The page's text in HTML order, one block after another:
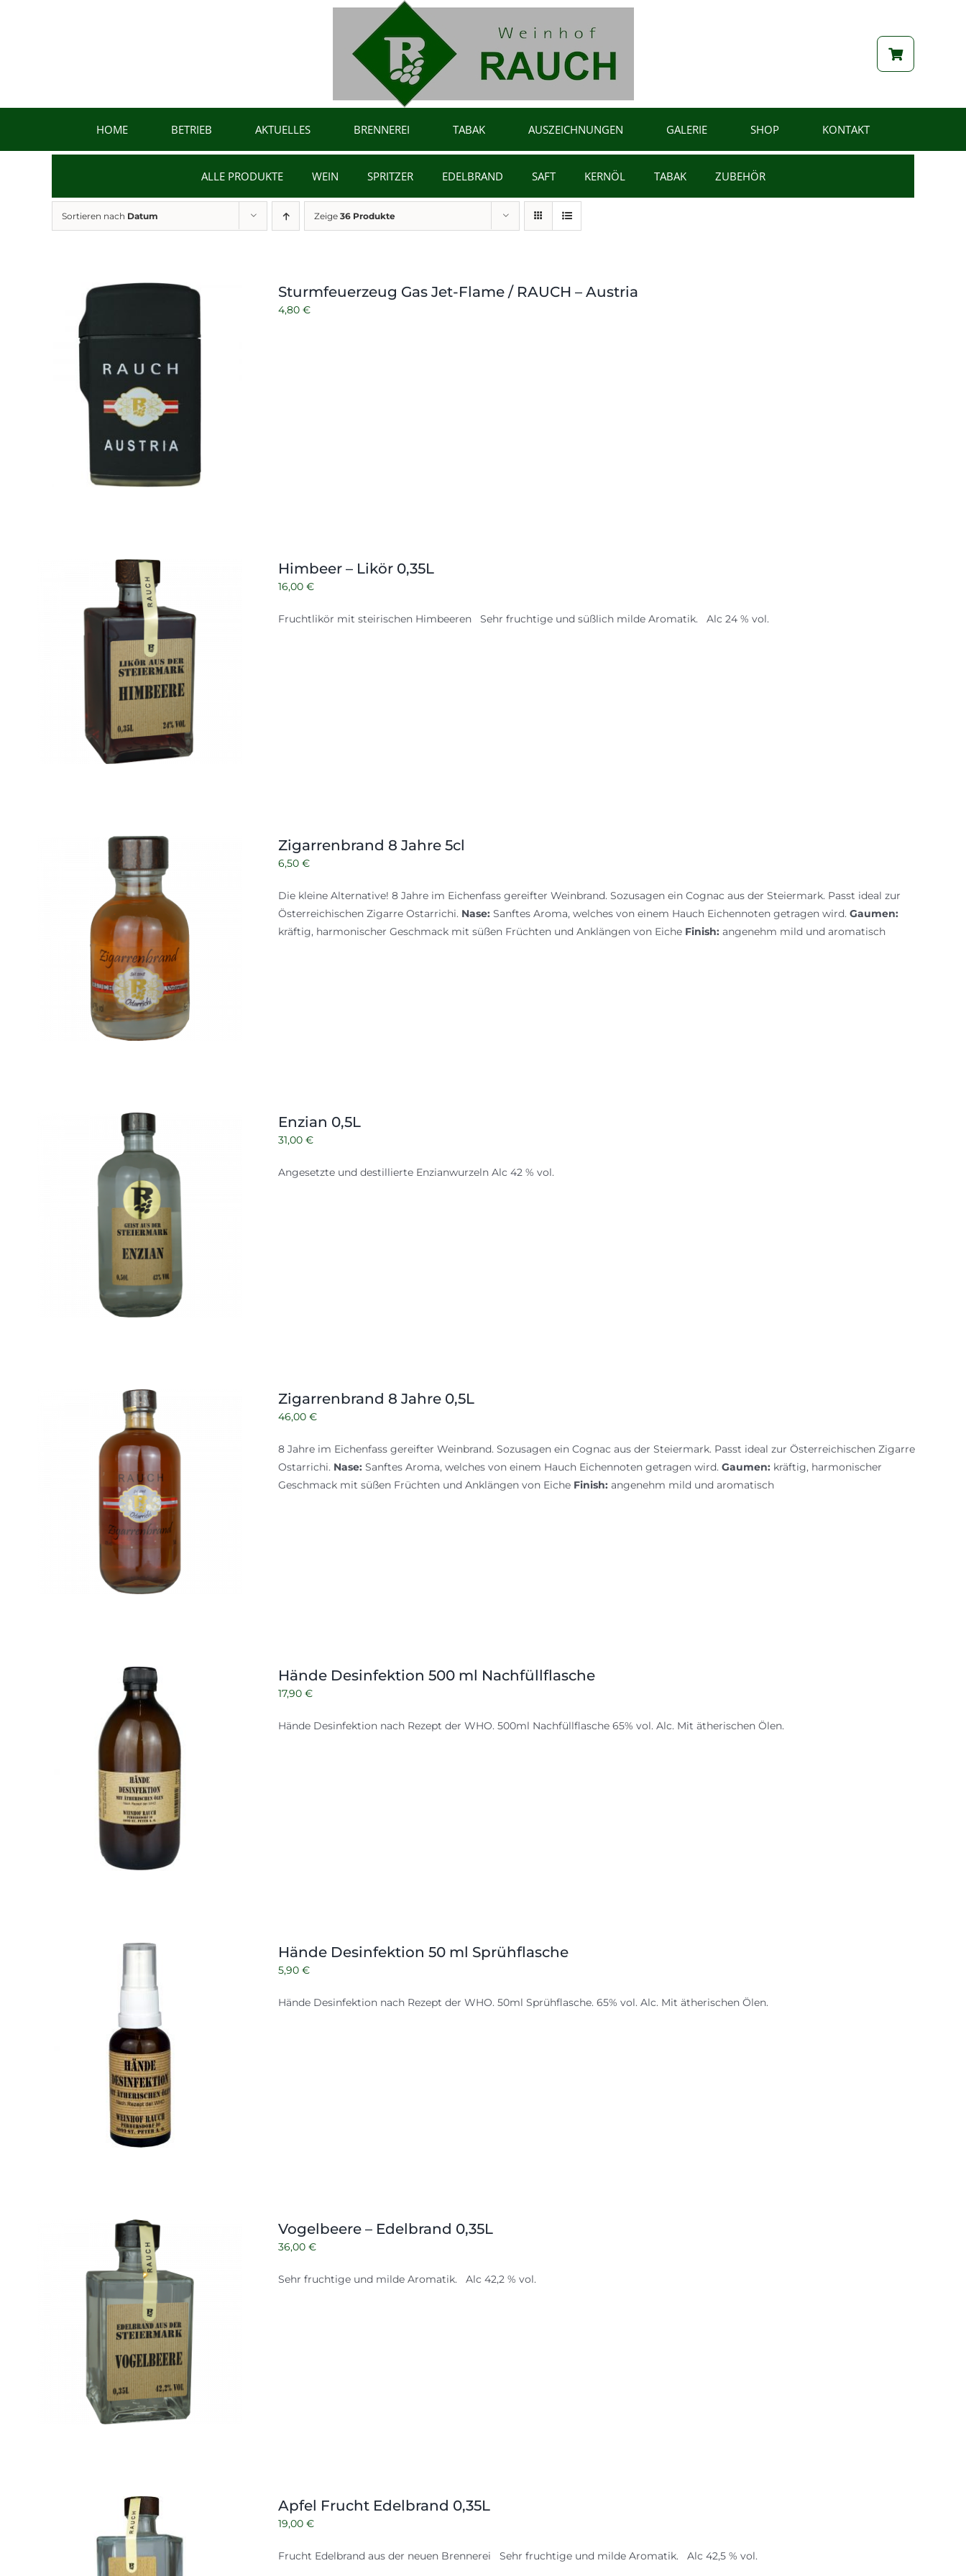
HOME BETRIEB AKTUELLES BRENNEREI TABAK AUSZEICHNUNGEN GALERIE SHOP KONTAKT
ALLE PRODUKTE WEIN SPRITZER EDELBRAND SAFT KERNÖL TABAK ZUBEHÖR
Sortieren nach Datum Zeige 36 Produkte
Sturmfeuerzeug Gas Jet-Flame / RAUCH – Austria
4,80 €
Himbeer – Likör 0,35L
16,00 €
Fruchtlikör mit steirischen Himbeeren Sehr fruchtige und süßlich milde Aromatik. Alc 24 % vol.
Zigarrenbrand 8 Jahre 5cl
6,50 €
Die kleine Alternative! 8 Jahre im Eichenfass gereifter Weinbrand. Sozusagen ein Cognac aus der Steiermark. Passt ideal zur
Österreichischen Zigarre Ostarrichi. Nase:Sanftes Aroma, welches von einem Hauch Eichennoten getragen wird. Gaumen:
kräftig, harmonischer Geschmack mit süßen Früchten und Anklängen von Eiche Finish:angenehm mild und aromatisch
Enzian 0,5L
31,00 €
Angesetzte und destillierte Enzianwurzeln Alc 42 % vol.
Zigarrenbrand 8 Jahre 0,5L
46,00 €
8 Jahre im Eichenfass gereifter Weinbrand. Sozusagen ein Cognac aus der Steiermark. Passt ideal zur Österreichischen Zigarre
Ostarrichi. Nase:Sanftes Aroma, welches von einem Hauch Eichennoten getragen wird. Gaumen:kräftig, harmonischer
Geschmack mit süßen Früchten und Anklängen von Eiche Finish:angenehm mild und aromatisch
Hände Desinfektion 500 ml Nachfüllflasche
17,90 €
Hände Desinfektion nach Rezept der WHO. 500ml Nachfüllflasche65% vol. Alc. Mit ätherischen Ölen.
Hände Desinfektion 50 ml Sprühflasche
5,90 €
Hände Desinfektion nach Rezept der WHO. 50ml Sprühflasche. 65% vol. Alc. Mit ätherischen Ölen.
Vogelbeere – Edelbrand 0,35L
36,00 €
Sehr fruchtige und milde Aromatik. Alc 42,2 % vol.
Apfel Frucht Edelbrand 0,35L
19,00 €
Frucht Edelbrand aus der neuen Brennerei Sehr fruchtige und milde Aromatik. Alc 42,5 % vol.